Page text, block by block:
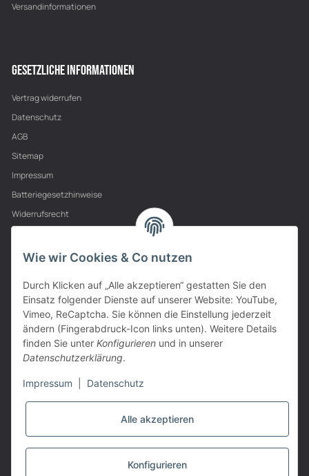
Versandinformationen
GESETZLICHE INFORMATIONEN
Vertrag widerrufen
Datenschutz
AGB
Sitemap
Impressum
Batteriegesetzhinweise
Widerrufsrecht
PARTNER
VERTRAG WIDERRUFEN
Wie wir Cookies & Co nutzen
Durch Klicken auf „Alle akzeptieren“ gestatten Sie den
Einsatz folgender Dienste auf unserer Website: YouTube,
Vimeo, ReCaptcha. Sie können die Einstellung jederzeit
ändern (Fingerabdruck-Icon links unten). Weitere Details
finden Sie unter Konfigurieren und in unserer
Datenschutzerklärung.
Impressum Datenschutz
Alle akzeptieren
Konfigurieren